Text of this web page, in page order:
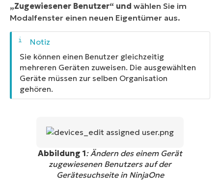
„Zugewiesener Benutzer“ und wählen Sie im
Modalfenster einen neuen Eigentümer aus.
Sie können einen Benutzer gleichzeitig
mehreren Geräten zuweisen. Die ausgewählten
Geräte müssen zur selben Organisation
gehören.
Abbildung 1: Ändern des einem Gerät
zugewiesenen Benutzers auf der
Gerätesuchseite in NinjaOne